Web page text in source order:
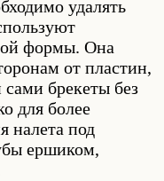
удалять
формы. Она
от пластин,
сами брекеты без
для более
налета под
ершиком,